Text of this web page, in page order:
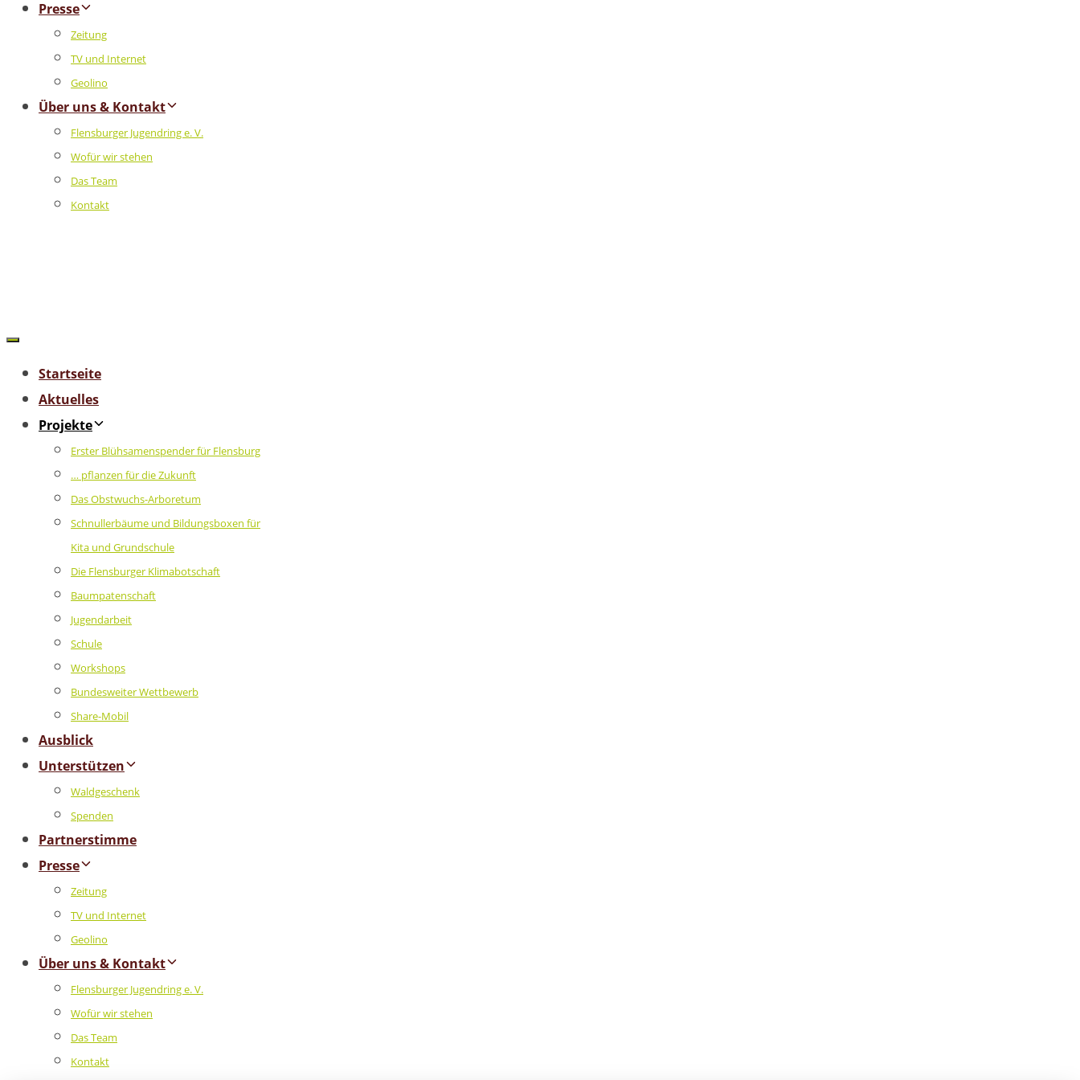
Presse
Zeitung
TV und Internet
Geolino
Über uns & Kontakt
Flensburger Jugendring e. V.
Wofür wir stehen
Das Team
Kontakt
Startseite
Aktuelles
Projekte
Erster Blühsamenspender für Flensburg
… pflanzen für die Zukunft
Das Obstwuchs-Arboretum
Schnullerbäume und Bildungsboxen für
Kita und Grundschule
Die Flensburger Klimabotschaft
Baumpatenschaft
Jugendarbeit
Schule
Workshops
Bundesweiter Wettbewerb
Share-Mobil
Ausblick
Unterstützen
Waldgeschenk
Spenden
Partnerstimme
Presse
Zeitung
TV und Internet
Geolino
Über uns & Kontakt
Flensburger Jugendring e. V.
Wofür wir stehen
Das Team
Kontakt